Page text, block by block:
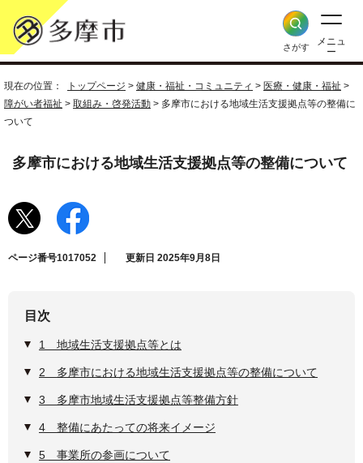
さがす
メニュ
ー
現在の位置： トップページ > 健康・福祉・コミュニティ > 医療・健康・福祉 >
障がい者福祉 > 取組み・啓発活動 > 多摩市における地域生活支援拠点等の整備に
ついて
多摩市における地域生活支援拠点等の整備について
ページ番号1017052 更新日 2025年9月8日
目次
1 地域生活支援拠点等とは
2 多摩市における地域生活支援拠点等の整備について
3 多摩市地域生活支援拠点等整備方針
4 整備にあたっての将来イメージ
5 事業所の参画について